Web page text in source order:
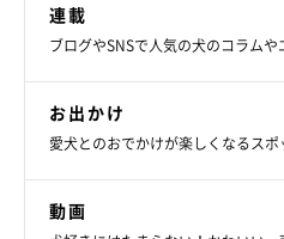
連載
ブログやSNSで人気の犬のコラム
お出かけ
愛犬とのおでかけが楽しくなるス
動画